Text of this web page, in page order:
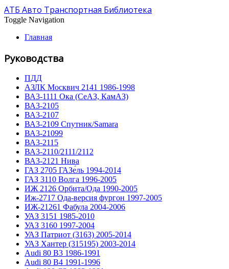
АТБ Авто Транспортная Библиотека
Toggle Navigation
Главная
Руководства
ПДД
АЗЛК Москвич 2141 1986-1998
ВА3-1111 Ока (СеАЗ, КамАЗ)
ВА3-2105
ВА3-2107
ВА3-2109 Спутник/Samara
ВА3-21099
ВА3-2115
ВА3-2110/2111/2112
ВА3-2121 Нива
ГАЗ 2705 ГАЗе́ль 1994-2014
ГАЗ 3110 Волга 1996-2005
ИЖ 2126 Орбита/Ода 1990-2005
Иж-2717 Ода-версия фургон 1997-2005
ИЖ-21261 Фабула 2004-2006
УАЗ 3151 1985-2010
УАЗ 3160 1997-2004
УАЗ Патриот (3163) 2005-2014
УАЗ Хантер (315195) 2003-2014
Audi 80 B3 1986-1991
Audi 80 B4 1991-1996